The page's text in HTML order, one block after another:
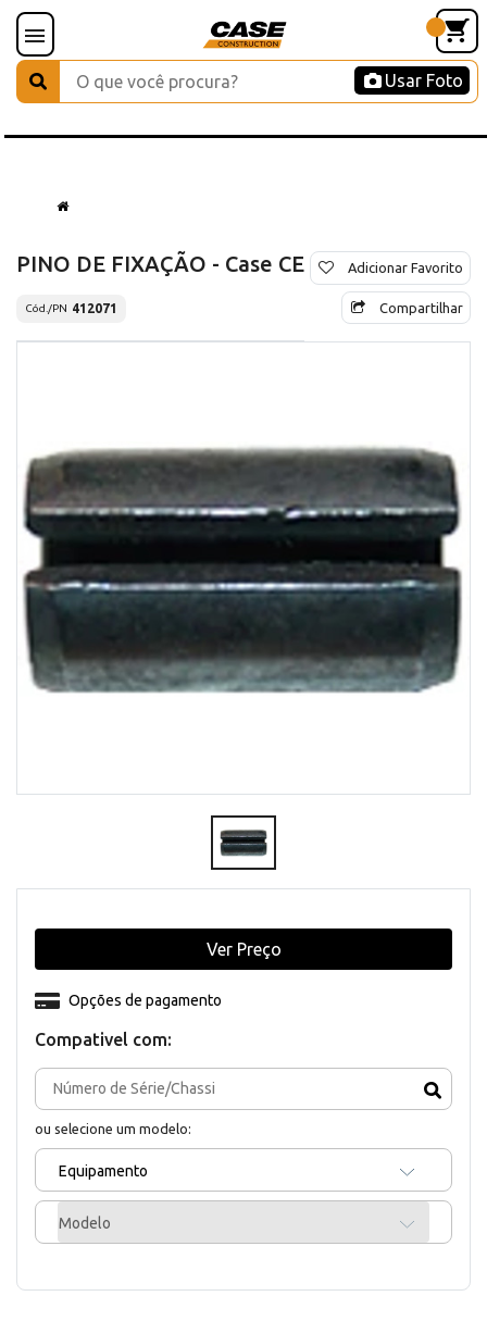
Usar Foto
PINO DE FIXAÇÃO - Case CE
Cód./PN 412071
Adicionar Favorito
Compartilhar
Compativel com:
ou selecione um modelo:
Equipamento
Modelo
Opções de pagamento
Ver Preço